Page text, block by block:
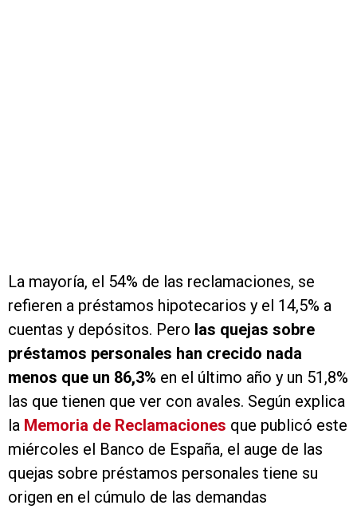
La mayoría, el 54% de las reclamaciones, se
refieren a préstamos hipotecarios y el 14,5% a
cuentas y depósitos. Pero las quejas sobre
préstamos personales han crecido nada
menos que un 86,3% en el último año y un 51,8%
las que tienen que ver con avales. Según explica
la Memoria de Reclamaciones que publicó este
miércoles el Banco de España, el auge de las
quejas sobre préstamos personales tiene su
origen en el cúmulo de las demandas